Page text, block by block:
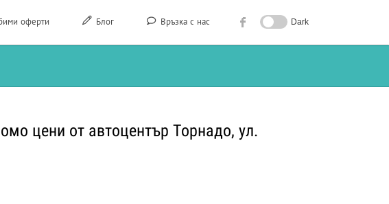
оферти Блог Връзка с нас Dark
цени от автоцентър Торнадо, ул.